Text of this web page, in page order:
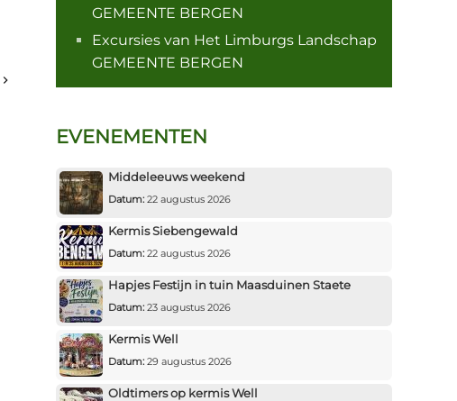
GEMEENTE BERGEN
Excursies van Het Limburgs Landschap
GEMEENTE BERGEN
EVENEMENTEN
Middeleeuws weekend
Datum:22 augustus 2026
Kermis Siebengewald
Datum:22 augustus 2026
Hapjes Festijn in tuin Maasduinen Staete
Datum:23 augustus 2026
Kermis Well
Datum:29 augustus 2026
Oldtimers op kermis Well